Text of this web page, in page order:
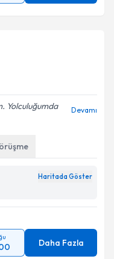
Yolculuğumda
Devamı
Haritada Göster
Daha Fazla